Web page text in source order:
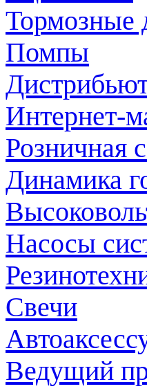
Тормозные
Помпы
Интернет-
Розничная
Динамика
Насосы
Свечи
Ведущий